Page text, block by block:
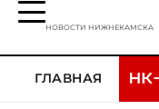
НОВОСТИ НИЖНЕКАМСКА
ГЛАВНАЯ